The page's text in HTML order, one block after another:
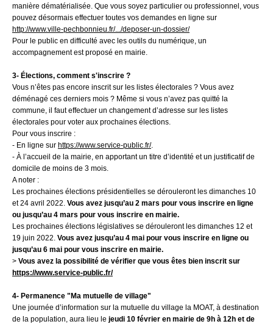
manière dématérialisée. Que vous soyez particulier ou professionnel, vous
pouvez désormais effectuer toutes vos demandes en ligne sur
http://www.ville-pechbonnieu.fr/.../deposer-un-dossier/
Pour le public en difficulté avec les outils du numérique, un
accompagnement est proposé en mairie.
3- Élections, comment s'inscrire ?
Vous n’êtes pas encore inscrit sur les listes électorales ? Vous avez
déménagé ces derniers mois ? Même si vous n’avez pas quitté la
commune, il faut effectuer un changement d’adresse sur les listes
électorales pour voter aux prochaines élections.
Pour vous inscrire :
- En ligne sur https://www.service-public.fr/.
- À l’accueil de la mairie, en apportant un titre d’identité et un justificatif de
domicile de moins de 3 mois.
A noter :
Les prochaines élections présidentielles se dérouleront les dimanches 10
et 24 avril 2022. Vous avez jusqu’au 2 mars pour vous inscrire en ligne
ou jusqu’au 4 mars pour vous inscrire en mairie.
Les prochaines élections législatives se dérouleront les dimanches 12 et
19 juin 2022. Vous avez jusqu’au 4 mai pour vous inscrire en ligne ou
jusqu’au 6 mai pour vous inscrire en mairie.
> Vous avez la possibilité de vérifier que vous êtes bien inscrit sur
https://www.service-public.fr/
4- Permanence "Ma mutuelle de village"
Une journée d’information sur la mutuelle du village la MOAT, à destination
de la population, aura lieu le jeudi 10 février en mairie de 9h à 12h et de